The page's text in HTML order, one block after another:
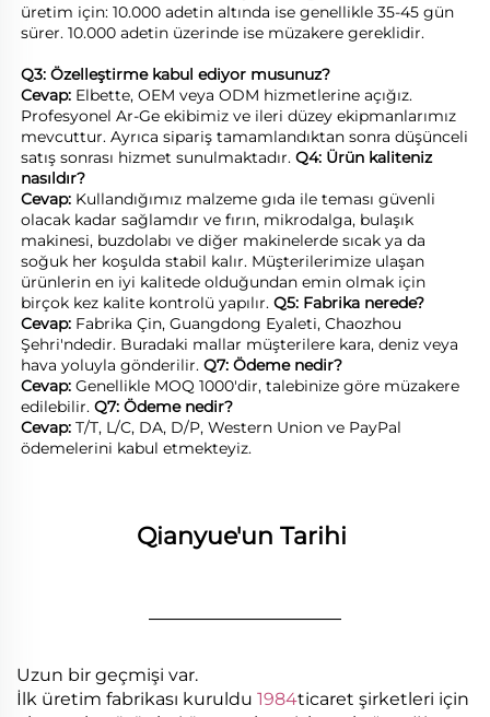
üretim için: 10.000 adetin altında ise genellikle 35-45 gün
sürer. 10.000 adetin üzerinde ise müzakere gereklidir.
Q3: Özelleştirme kabul ediyor musunuz?
Cevap: Elbette, OEM veya ODM hizmetlerine açığız.
Profesyonel Ar-Ge ekibimiz ve ileri düzey ekipmanlarımız
mevcuttur. Ayrıca sipariş tamamlandıktan sonra düşünceli
satış sonrası hizmet sunulmaktadır. Q4: Ürün kaliteniz
nasıldır?
Cevap: Kullandığımız malzeme gıda ile teması güvenli
olacak kadar sağlamdır ve fırın, mikrodalga, bulaşık
makinesi, buzdolabı ve diğer makinelerde sıcak ya da
soğuk her koşulda stabil kalır. Müşterilerimize ulaşan
ürünlerin en iyi kalitede olduğundan emin olmak için
birçok kez kalite kontrolü yapılır. Q5: Fabrika nerede?
Cevap: Fabrika Çin, Guangdong Eyaleti, Chaozhou
Şehri'ndedir. Buradaki mallar müşterilere kara, deniz veya
hava yoluyla gönderilir. Q7: Ödeme nedir?
Cevap: Genellikle MOQ 1000'dir, talebinize göre müzakere
edilebilir. Q7: Ödeme nedir?
Cevap: T/T, L/C, DA, D/P, Western Union ve PayPal
ödemelerini kabul etmekteyiz.
Qianyue'un Tarihi
Uzun bir geçmişi var.
İlk üretim fabrikası kuruldu 1984ticaret şirketleri için